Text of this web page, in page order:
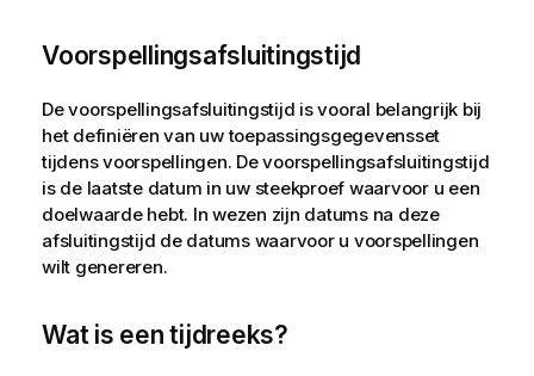
Voorspellingsafsluitingstijd
De voorspellingsafsluitingstijd is vooral belangrijk bij
het definiëren van uw toepassingsgegevensset
tijdens voorspellingen. De voorspellingsafsluitingstijd
is de laatste datum in uw steekproef waarvoor u een
doelwaarde hebt. In wezen zijn datums na deze
afsluitingstijd de datums waarvoor u voorspellingen
wilt genereren.
Wat is een tijdreeks?